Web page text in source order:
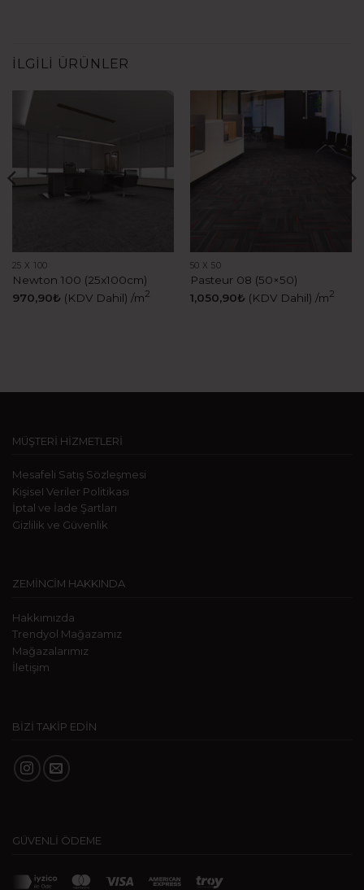
İLGILI ÜRÜNLER
25 X 100
Newton 100 (25x100cm)
970,90₺ (KDV Dahil) /m2
50 X 50
Pasteur 08 (50×50)
1,050,90₺ (KDV Dahil) /m2
MÜŞTERİ HİZMETLERİ
Mesafeli Satış Sözleşmesi
KişiseI Veriler Politikası
İptal ve İade Şartları
Gizlilik ve Güvenlik
ZEMİNCİM HAKKINDA
Hakkımızda
Trendyol Mağazamız
Mağazalarımız
İletişim
BİZİ TAKİP EDİN
GÜVENLİ ÖDEME